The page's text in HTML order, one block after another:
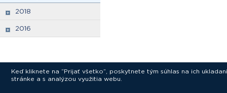
2018
2016
Keď kliknete na “Prijať všetko”, poskytnete tým súhlas na ich
stránke a s analýzou využitia webu.